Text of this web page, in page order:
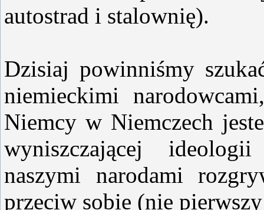
autostrad i stalownię).
Dzisiaj powinniśmy
niemieckimi
Niemcy w Niemczech
wyniszczającej
naszymi narodami
przeciw sobie (nie